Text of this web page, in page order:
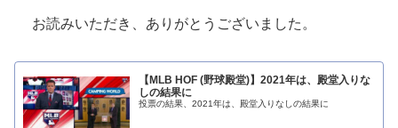
お読みいただき、ありがとうございました。
【MLB HOF (野球殿堂)】2021年は、殿堂入りな
しの結果に
投票の結果、2021年は、殿堂入りなしの結果に